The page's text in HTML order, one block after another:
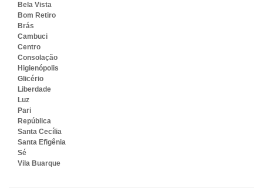
Bela Vista
Bom Retiro
Brás
Cambuci
Centro
Consolação
Higienópolis
Glicério
Liberdade
Luz
Pari
República
Santa Cecília
Santa Efigênia
Sé
Vila Buarque